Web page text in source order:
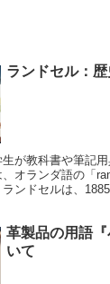
ランドセル：
が教科書や筆記
オランダ語の「
ンドセルは、
。これは、教科
には、反射材や防
です。ランドセル
す。
革製品の用語
いて